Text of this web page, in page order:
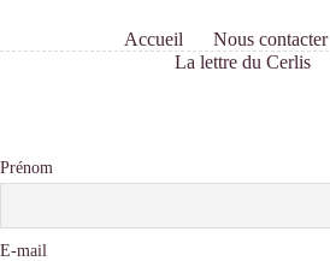
Accueil Nous contacter
La lettre du Cerlis
Prénom
E-mail